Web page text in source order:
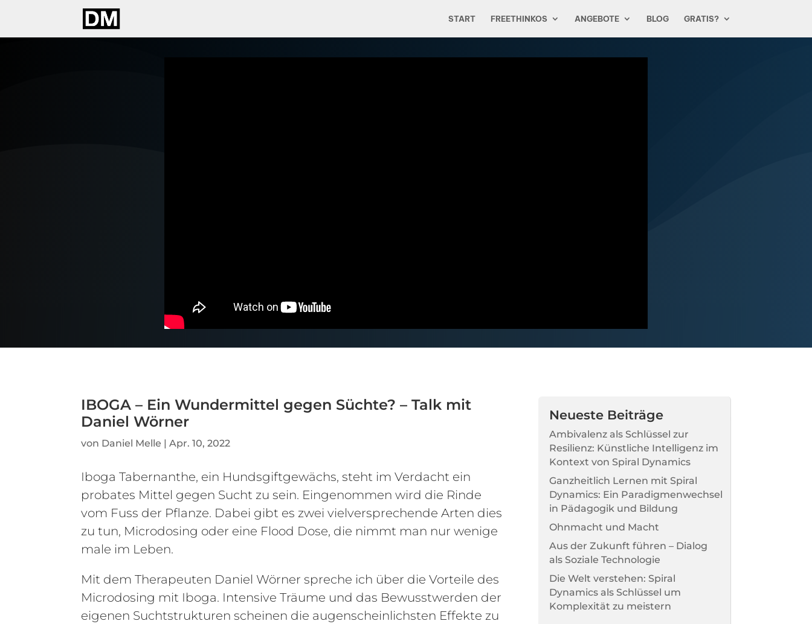
START FREETHINKOS ANGEBOTE BLOG GRATIS?
IBOGA – Ein Wundermittel gegen Süchte? – Talk mit
Daniel Wörner
von Daniel Melle |Apr. 10, 2022
Iboga Tabernanthe, ein Hundsgiftgewächs, steht im Verdacht ein
probates Mittel gegen Sucht zu sein. Eingenommen wird die Rinde
vom Fuss der Pflanze. Dabei gibt es zwei vielversprechende Arten dies
zu tun, Microdosing oder eine Flood Dose, die nimmt man nur wenige
male im Leben.
Mit dem Therapeuten Daniel Wörner spreche ich über die Vorteile des
Microdosing mit Iboga. Intensive Träume und das Bewusstwerden der
eigenen Suchtstrukturen scheinen die augenscheinlichsten Effekte zu
Neueste Beiträge
Ambivalenz als Schlüssel zur
Resilienz: Künstliche Intelligenz im
Kontext von Spiral Dynamics
Ganzheitlich Lernen mit Spiral
Dynamics: Ein Paradigmenwechsel
in Pädagogik und Bildung
Ohnmacht und Macht
Aus der Zukunft führen – Dialog
als Soziale Technologie
Die Welt verstehen: Spiral
Dynamics als Schlüssel um
Komplexität zu meistern